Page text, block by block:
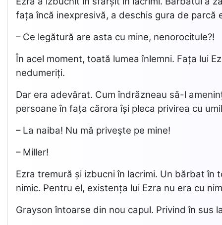
fața încă inexpresivă, a deschis gura de parcă
– Ce legătură are asta cu mine, nenorocitule?!
În acel moment, toată lumea înlemni. Fața lui
nedumeriți.
Dar era adevărat. Cum îndrăzneau să-l
persoane în fața cărora își pleca privirea cu
– La naiba! Nu mă priveşte pe mine!
– Miller!
Ezra tremură și izbucni în lacrimi. Un bărbat
nimic. Pentru el, existența lui Ezra nu era cu
Grayson întoarse din nou capul. Privind în sus